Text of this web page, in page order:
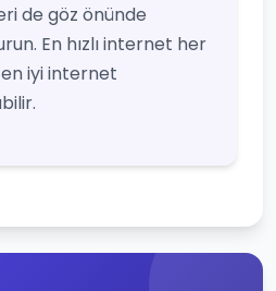
de göz önünde
En hızlı internet her
iyi internet